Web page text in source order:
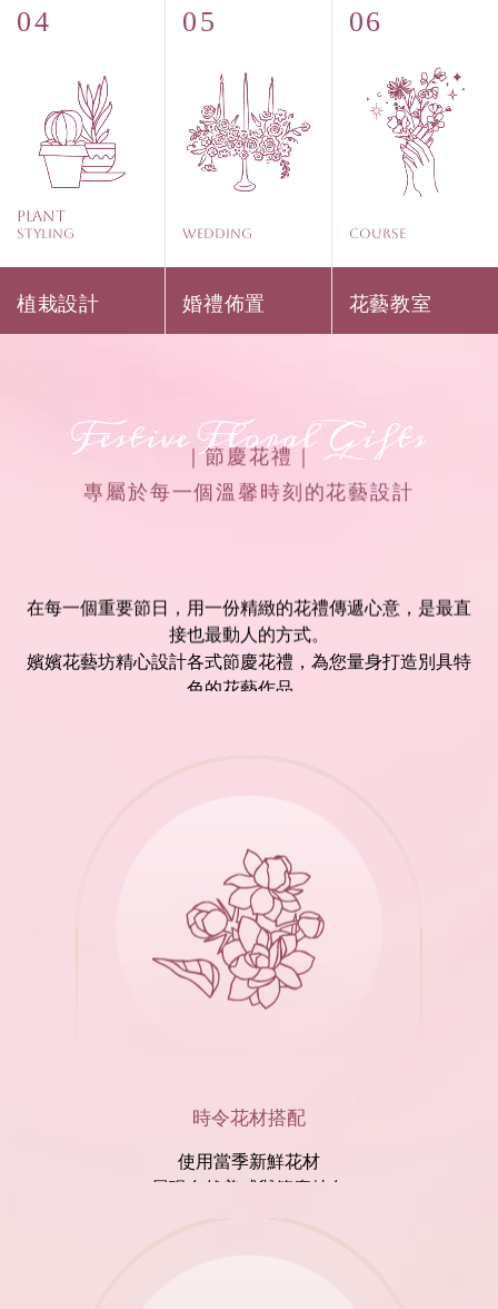
Plant
Styling
植栽設計
WEDDING
婚禮佈置
COURSE
花藝教室
Festive Floral Gifts
｜節慶花禮｜
專屬於每一個溫馨時刻的花藝設計
在每一個重要節日，用一份精緻的花禮傳遞心意，是最直
接也最動人的方式。
嬪嬪花藝坊精心設計各式節慶花禮，為您量身打造別具特
色的花藝作品。
時令花材搭配
使用當季新鮮花材
展現自然美感與節慶特色